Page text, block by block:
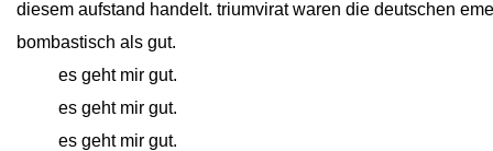
diesem aufstand handelt. triumvirat waren die deutschen
bombastisch als gut.
es geht mir gut.
es geht mir gut.
es geht mir gut.